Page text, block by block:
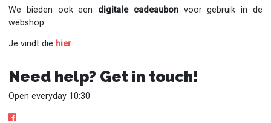
We bieden ook een digitale cadeaubonvoor gebruik in de
webshop.
Je vindt die hier
Need help? Get in touch!
Open everyday 10:30